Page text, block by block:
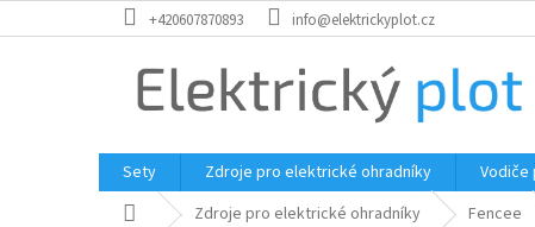
na
+420607870893 info@elektrickyplot.cz
Sety Zdroje pro elektrické ohradníky Vodiče
Domů Zdroje pro elektrické ohradníky Fencee